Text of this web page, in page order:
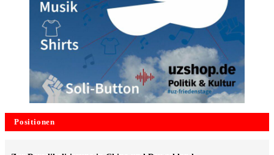
Positionen